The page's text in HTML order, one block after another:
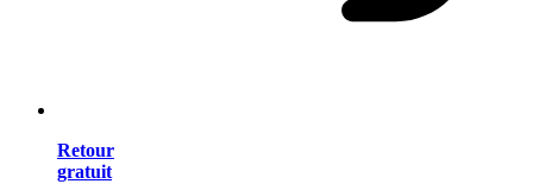
Retour
gratuit